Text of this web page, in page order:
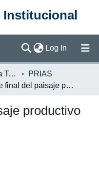
Log In (current)
Centro Nacional de Alta Tecnología (CENAT)
PRIAS
Informe final del paisaje productivo de pastos año 2019
productivo